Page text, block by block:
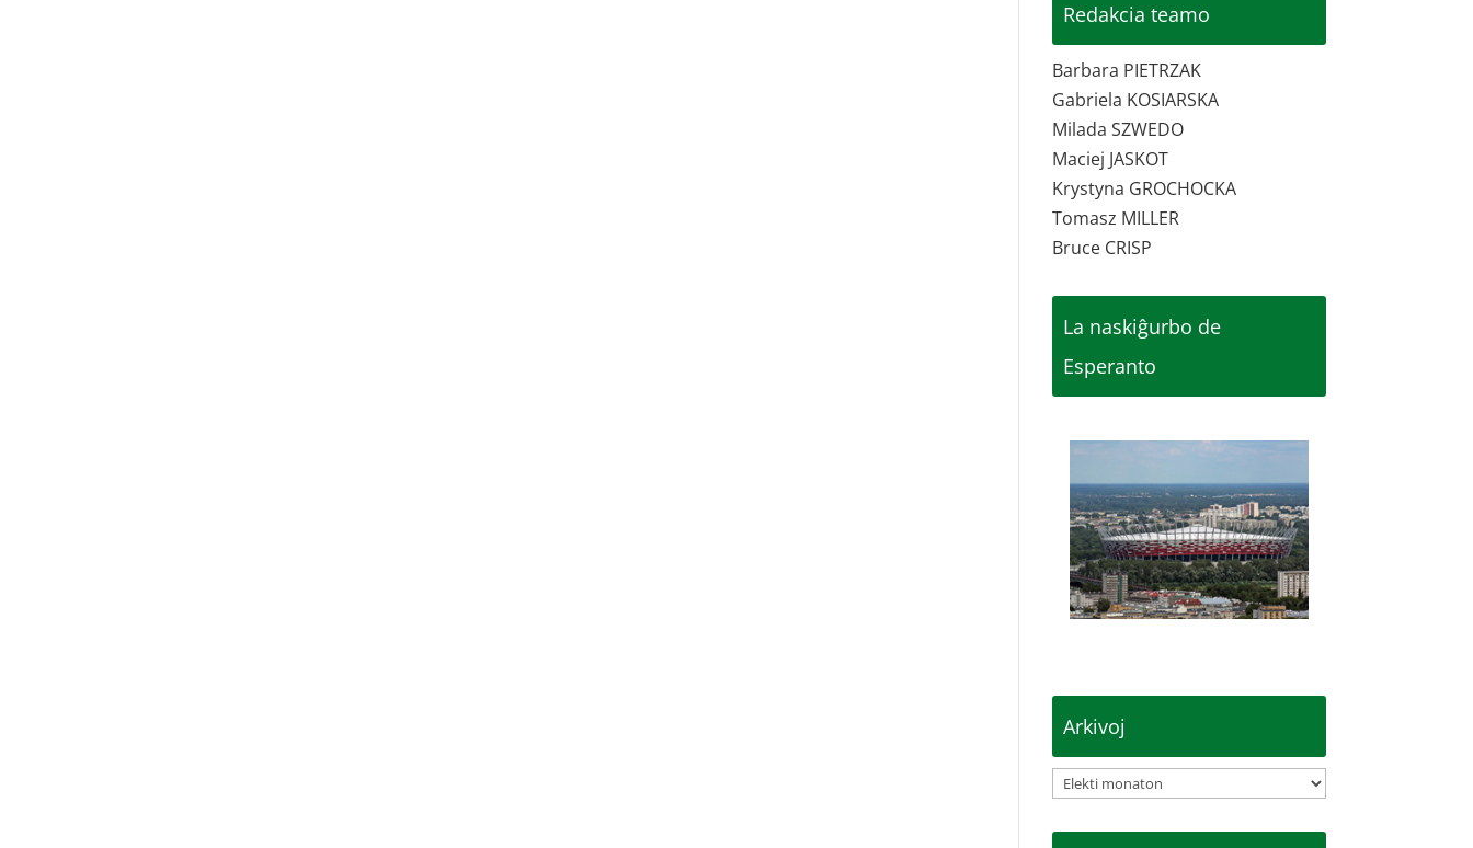
Redakcia teamo
Barbara PIETRZAK
Gabriela KOSIARSKA
Milada SZWEDO
Maciej JASKOT
Krystyna GROCHOCKA
Tomasz MILLER
Bruce CRISP
La naskiĝurbo de
Esperanto
Arkivoj
Arkivoj